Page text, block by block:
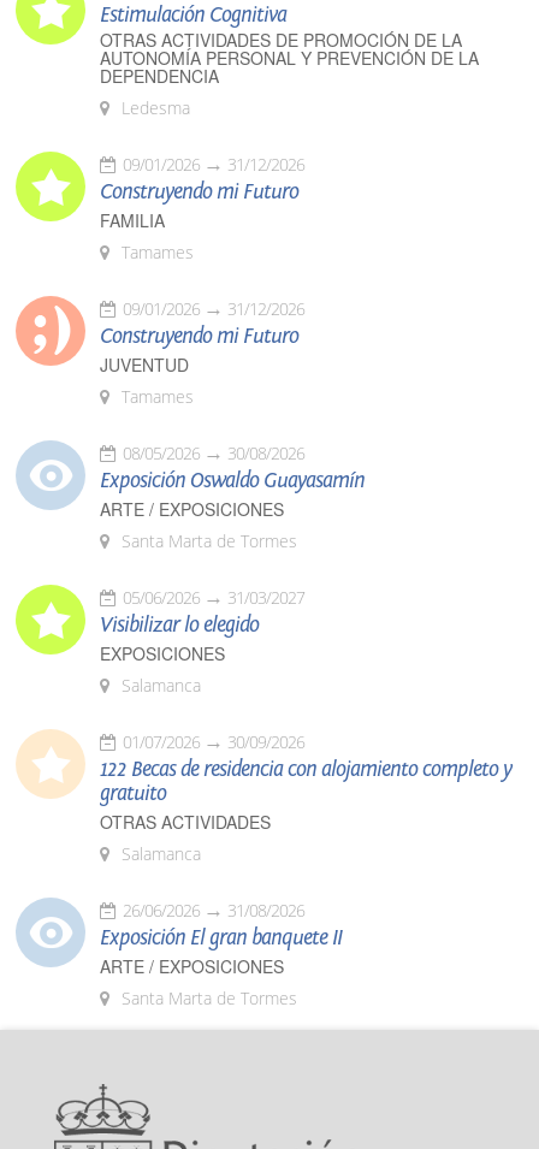
Estimulación Cognitiva
OTRAS ACTIVIDADES DE PROMOCIÓN DE LA
AUTONOMÍA PERSONAL Y PREVENCIÓN DE LA
DEPENDENCIA
Ledesma
09/01/2026 31/12/2026
Construyendo mi Futuro
FAMILIA
Tamames
09/01/2026 31/12/2026
Construyendo mi Futuro
JUVENTUD
Tamames
08/05/2026 30/08/2026
Exposición Oswaldo Guayasamín
ARTE / EXPOSICIONES
Santa Marta de Tormes
05/06/2026 31/03/2027
Visibilizar lo elegido
EXPOSICIONES
Salamanca
01/07/2026 30/09/2026
122 Becas de residencia con alojamiento completo y
gratuito
OTRAS ACTIVIDADES
Salamanca
26/06/2026 31/08/2026
Exposición El gran banquete II
ARTE / EXPOSICIONES
Santa Marta de Tormes